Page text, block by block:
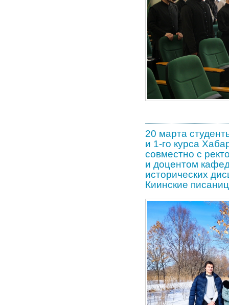
20 марта
и 1-го курса
совместно с
и доцентом
исторических
Киинские